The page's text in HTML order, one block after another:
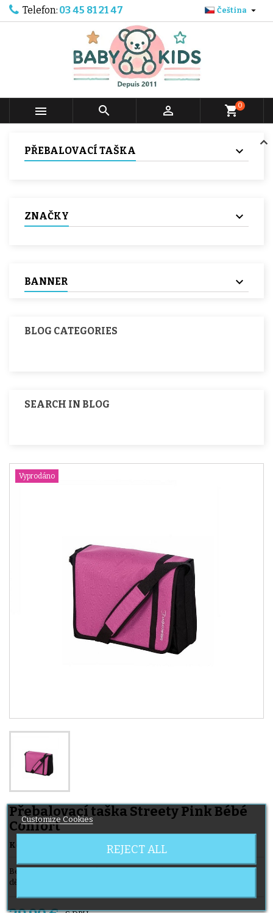
Telefon: 03 45 81 21 47 Čeština 
   shopping_cart0
PŘEBALOVACÍ TAŠKA
ZNAČKY
BANNER
BLOG CATEGORIES
SEARCH IN BLOG
Vyprodáno
Přebalovací taška Streety Pink Bébé
Confort
Kód Značka BÉBÉ CONFORT
Bébé Confort streety růžová přebalovací taška na přenášení
dětských věcí!
Customize Cookies
REJECT ALL